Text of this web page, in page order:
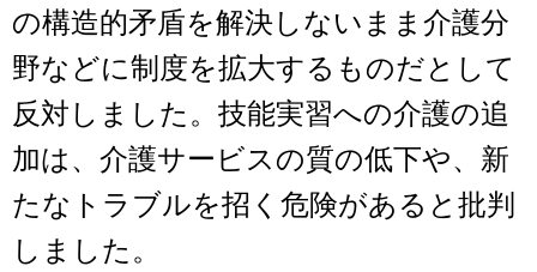
の構造的矛盾を解決しないまま介護分
野などに制度を拡大するものだとして
反対しました。技能実習への介護の追
加は、介護サービスの質の低下や、新
たなトラブルを招く危険があると批判
しました。